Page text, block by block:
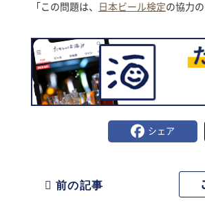
「この問題は、 日本ビール検定の協力
シェア
前の記事